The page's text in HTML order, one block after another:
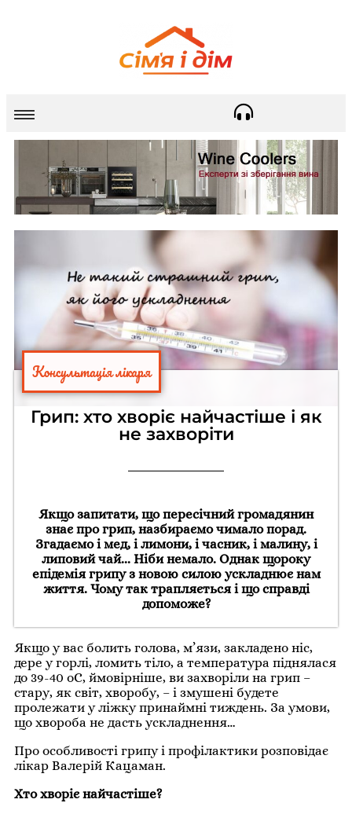
Консультація лікаря
Грип: хто хворіє найчастіше і як
не захворіти
Якщо запитати, що пересічний громадянин
знає про грип, назбираємо чимало порад.
Згадаємо і мед, і лимони, і часник, і малину, і
липовий чай... Ніби немало. Однак щороку
епідемія грипу з новою силою ускладнює нам
життя. Чому так трапляється і що справді
допоможе?
Якщо у вас болить голова, м’язи, закладено ніс,
дере у горлі, ломить тіло, а температура піднялася
до 39-40 оС, ймовірніше, ви захворіли на грип –
стару, як світ, хворобу, – і змушені будете
пролежати у ліжку принаймні тиждень. За умови,
що хвороба не дасть ускладнення…
Про особливості грипу і профілактики розповідає
лікар Валерій Кацаман.
Хто хворіє найчастіше?